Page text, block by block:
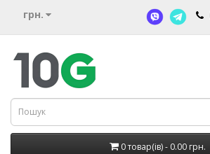
грн.
0 товар(ів) - 0.00 грн.